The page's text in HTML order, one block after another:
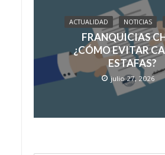
ACTUALIDAD NOTICIAS
FRANQUICIAS
¿CÓMO EVITAR
ESTAFAS?
julio 27, 2026